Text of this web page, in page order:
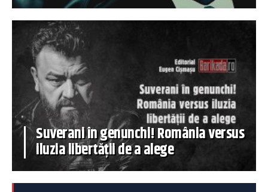
Suverani în genunchi! România versus
iluzia libertății de a alege